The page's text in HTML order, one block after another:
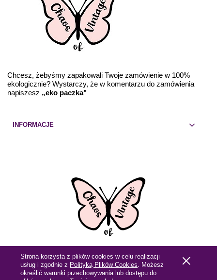
Strona korzysta z plików cookies w celu realizacji
usług i zgodnie z Polityką Plików Cookies. Możesz
określić warunki przechowywania lub dostępu do
Chcesz, żebyśmy zapakowali Twoje zamówienie w 100%
ekologicznie? Wystarczy, że w komentarzu do zamówienia
napiszesz „eko paczka"
INFORMACJE
Pokaż pełną wersję strony